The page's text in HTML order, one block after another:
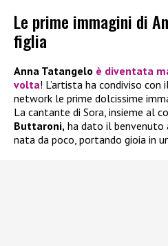
Le prime immagini di
figlia
Anna Tatangelo è diventata
volta! L’artista ha condiviso
network le prime dolcissime
La cantante di Sora, insieme al
Buttaroni, ha dato il benvenuto
nata da poco, portando gioia in